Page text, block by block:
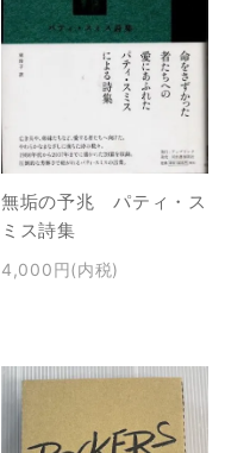
無垢の予兆 パティ・ス
ミス詩集
4,000円(内税)